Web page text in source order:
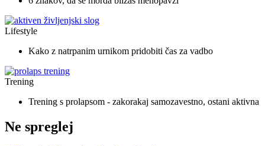
Lifestyle
Kako z natrpanim urnikom pridobiti čas za vadbo
Trening
Trening s prolapsom - zakorakaj samozavestno, ostani aktivna
Ne spreglej